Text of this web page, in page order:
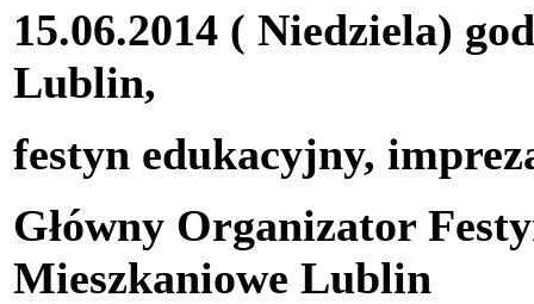
15.06.2014 ( Niedziela)
Lublin,
festyn edukacyjny,
Główny Organizator
Mieszkaniowe Lublin